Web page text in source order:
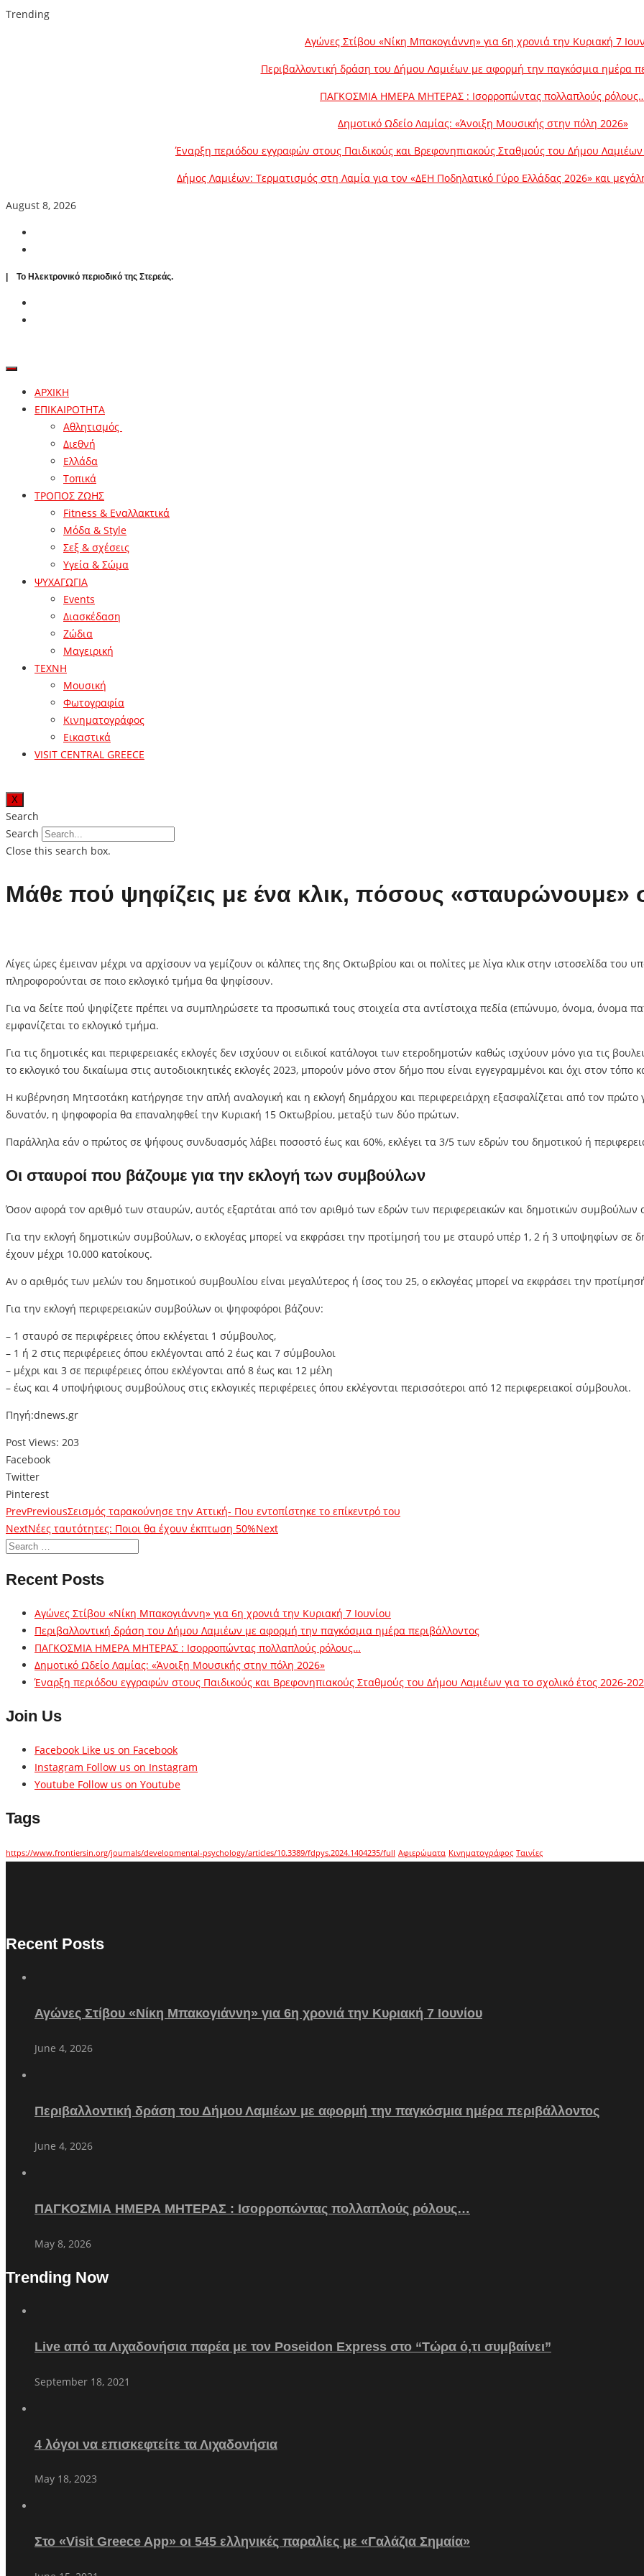
Trending
Αγώνες Στίβου «Νίκη Μπακογιάννη» για 6η χρονιά την Κυριακή 7
Περιβαλλοντική δράση του Δήμου Λαμιέων με αφορμή την παγκόσμια ημέρα
ΠΑΓΚΟΣΜΙΑ ΗΜΕΡΑ ΜΗΤΕΡΑΣ : Ισορροπώντας πολλαπλούς
Δημοτικό Ωδείο Λαμίας: «Άνοιξη Μουσικής στην πόλη 2026»
Έναρξη περιόδου εγγραφών στους Παιδικούς και Βρεφονηπιακούς Σταθμούς του Δήμου Λαμιέων
Δήμος Λαμιέων: Τερματισμός στη Λαμία για τον «ΔΕΗ Ποδηλατικό Γύρο Ελλάδας 2026» και
August 8, 2026
| To Ηλεκτρονικό περιοδικό της Στερεάς.
ΑΡΧΙΚΗ
ΕΠΙΚΑΙΡΟΤΗΤΑ
Αθλητισμός
Διεθνή
Ελλάδα
Τοπικά
ΤΡΟΠΟΣ ΖΩΗΣ
Fitness & Εναλλακτικά
Μόδα & Style
Σεξ & σχέσεις
Υγεία & Σώμα
ΨΥΧΑΓΩΓΙΑ
Events
Διασκέδαση
Ζώδια
Μαγειρική
ΤΕΧΝΗ
Μουσική
Φωτογραφία
Κινηματογράφος
Εικαστικά
VISIT CENTRAL GREECE
X
Search
Search
Close this search box.
Μάθε πού ψηφίζεις με ένα κλικ, πόσους «σταυρώνουμε»
Λίγες ώρες έμειναν μέχρι να αρχίσουν να γεμίζουν οι κάλπες της 8ης Οκτωβρίου και οι πολίτες με λίγα κλικ στην ιστοσελίδα του
πληροφορούνται σε ποιο εκλογικό τμήμα θα ψηφίσουν.
Για να δείτε πού ψηφίζετε πρέπει να συμπληρώσετε τα προσωπικά τους στοιχεία στα αντίστοιχα πεδία (επώνυμο, όνομα, όνομα
εμφανίζεται το εκλογικό τμήμα.
Για τις δημοτικές και περιφερειακές εκλογές δεν ισχύουν οι ειδικοί κατάλογοι των ετεροδημοτών καθώς ισχύουν μόνο για τις
το εκλογικό του δικαίωμα στις αυτοδιοικητικές εκλογές 2023, μπορούν μόνο στον δήμο που είναι εγγεγραμμένοι και όχι στον τόπο
Η κυβέρνηση Μητσοτάκη κατήργησε την απλή αναλογική και η εκλογή δημάρχου και περιφερειάρχη εξασφαλίζεται από τον πρώτο
δυνατόν, η ψηφοφορία θα επαναληφθεί την Κυριακή 15 Οκτωβρίου, μεταξύ των δύο πρώτων.
Παράλληλα εάν ο πρώτος σε ψήφους συνδυασμός λάβει ποσοστό έως και 60%, εκλέγει τα 3/5 των εδρών του δημοτικού ή
Οι σταυροί που βάζουμε για την εκλογή των συμβούλων
Όσον αφορά τον αριθμό των σταυρών, αυτός εξαρτάται από τον αριθμό των εδρών των περιφερειακών και δημοτικών συμβούλων
Για την εκλογή δημοτικών συμβούλων, ο εκλογέας μπορεί να εκφράσει την προτίμησή του με σταυρό υπέρ 1, 2 ή 3 υποψηφίων σε
έχουν μέχρι 10.000 κατοίκους.
Αν ο αριθμός των μελών του δημοτικού συμβουλίου είναι μεγαλύτερος ή ίσος του 25, ο εκλογέας μπορεί να εκφράσει την
Για την εκλογή περιφερειακών συμβούλων οι ψηφοφόροι βάζουν:
– 1 σταυρό σε περιφέρειες όπου εκλέγεται 1 σύμβουλος,
– 1 ή 2 στις περιφέρειες όπου εκλέγονται από 2 έως και 7 σύμβουλοι
– μέχρι και 3 σε περιφέρειες όπου εκλέγονται από 8 έως και 12 μέλη
– έως και 4 υποψήφιους συμβούλους στις εκλογικές περιφέρειες όπου εκλέγονται περισσότεροι από 12 περιφερειακοί σύμβουλοι.
Πηγή:dnews.gr
Post Views: 203
Facebook
Twitter
Pinterest
PrevPreviousΣεισμός ταρακούνησε την Αττική- Που εντοπίστηκε το επίκεντρό του
NextΝέες ταυτότητες: Ποιοι θα έχουν έκπτωση 50%Next
Recent Posts
Αγώνες Στίβου «Νίκη Μπακογιάννη» για 6η χρονιά την Κυριακή 7 Ιουνίου
Περιβαλλοντική δράση του Δήμου Λαμιέων με αφορμή την παγκόσμια ημέρα περιβάλλοντος
ΠΑΓΚΟΣΜΙΑ ΗΜΕΡΑ ΜΗΤΕΡΑΣ : Ισορροπώντας πολλαπλούς ρόλους…
Δημοτικό Ωδείο Λαμίας: «Άνοιξη Μουσικής στην πόλη 2026»
Έναρξη περιόδου εγγραφών στους Παιδικούς και Βρεφονηπιακούς Σταθμούς του Δήμου Λαμιέων για το σχολικό έτος 2026-
Join Us
Facebook Like us on Facebook
Instagram Follow us on Instagram
Youtube Follow us on Youtube
Tags
https://www.frontiersin.org/journals/developmental-psychology/articles/10.3389/fdpys.2024.1404235/full Αφιερώματα Κινηματογράφος Ταινίες
Recent Posts
Αγώνες Στίβου «Νίκη Μπακογιάννη» για 6η χρονιά την Κυριακή 7 Ιουνίου
June 4, 2026
Περιβαλλοντική δράση του Δήμου Λαμιέων με αφορμή την παγκόσμια ημέρα περιβάλλοντος
June 4, 2026
ΠΑΓΚΟΣΜΙΑ ΗΜΕΡΑ ΜΗΤΕΡΑΣ : Ισορροπώντας πολλαπλούς ρόλους…
May 8, 2026
Trending Now
Live από τα Λιχαδονήσια παρέα με τον Poseidon Express στο “Τώρα ό,τι συμβαίνει”
September 18, 2021
4 λόγοι να επισκεφτείτε τα Λιχαδονήσια
May 18, 2023
Στο «Visit Greece App» οι 545 ελληνικές παραλίες με «Γαλάζια Σημαία»